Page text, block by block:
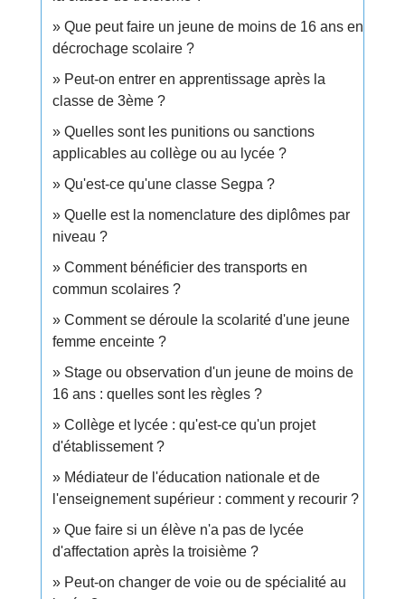
Que peut faire un jeune de moins de 16 ans en
décrochage scolaire ?
Peut-on entrer en apprentissage après la
classe de 3ème ?
Quelles sont les punitions ou sanctions
applicables au collège ou au lycée ?
Qu'est-ce qu'une classe Segpa ?
Quelle est la nomenclature des diplômes par
niveau ?
Comment bénéficier des transports en
commun scolaires ?
Comment se déroule la scolarité d'une jeune
femme enceinte ?
Stage ou observation d'un jeune de moins de
16 ans : quelles sont les règles ?
Collège et lycée : qu'est-ce qu'un projet
d'établissement ?
Médiateur de l'éducation nationale et de
l'enseignement supérieur : comment y recourir ?
Que faire si un élève n'a pas de lycée
d'affectation après la troisième ?
Peut-on changer de voie ou de spécialité au